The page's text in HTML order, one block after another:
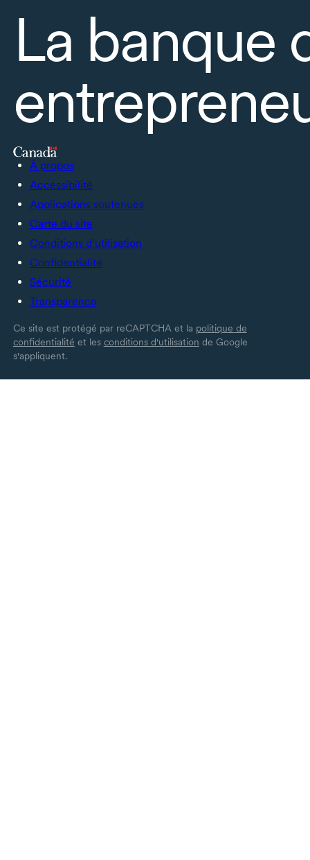
La banque
À propos
Accessibilité
Applications soutenues
Carte du site
Conditions d’utilisation
Confidentialité
Sécurité
Transparence
Ce site est protégé par reCAPTCHA et la politique de
confidentialité et les conditions d'utilisation de Google
s'appliquent.